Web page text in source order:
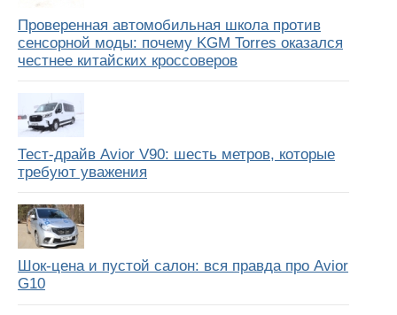
Проверенная автомобильная школа против
сенсорной моды: почему KGM Torres оказался
честнее китайских кроссоверов
Тест-драйв Avior V90: шесть метров, которые
требуют уважения
Шок-цена и пустой салон: вся правда про Avior
G10